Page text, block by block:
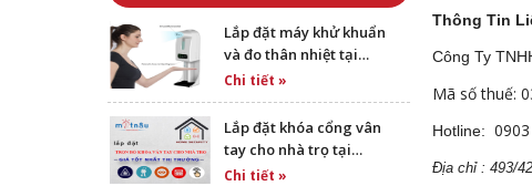
Lắp đặt máy khử khuẩn
và đo thân nhiệt tại…
Chi tiết »
Lắp đặt khóa cổng vân
tay cho nhà trọ tại…
Chi tiết »
Thông Tin
Công Ty
Mã số thuế:
Hotline:
Địa chỉ : 493/